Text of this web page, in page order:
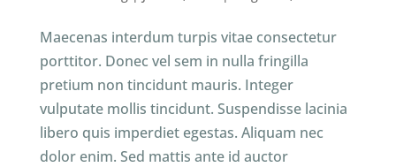
Maecenas interdum turpis vitae consectetur
porttitor. Donec vel sem in nulla fringilla
pretium non tincidunt mauris. Integer
vulputate mollis tincidunt. Suspendisse lacinia
libero quis imperdiet egestas. Aliquam nec
dolor enim. Sed mattis ante id auctor